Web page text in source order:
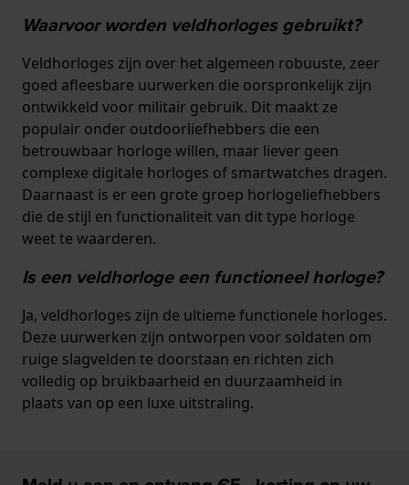
Waarvoor worden veldhorloges gebruikt?
Veldhorloges zijn over het algemeen robuuste, zeer
goed afleesbare uurwerken die oorspronkelijk zijn
ontwikkeld voor militair gebruik. Dit maakt ze
populair onder outdoorliefhebbers die een
betrouwbaar horloge willen, maar liever geen
complexe digitale horloges of smartwatches dragen.
Daarnaast is er een grote groep horlogeliefhebbers
die de stijl en functionaliteit van dit type horloge
weet te waarderen.
Is een veldhorloge een functioneel horloge?
Ja, veldhorloges zijn de ultieme functionele horloges.
Deze uurwerken zijn ontworpen voor soldaten om
ruige slagvelden te doorstaan en richten zich
volledig op bruikbaarheid en duurzaamheid in
plaats van op een luxe uitstraling.